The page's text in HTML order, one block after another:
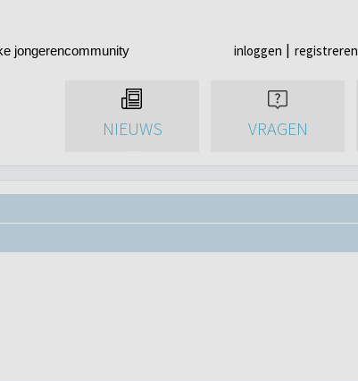
jongerencommunity inloggen registreren
NIEUWS VRAGEN